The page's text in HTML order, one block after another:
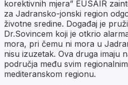
korektivnih mjera” EUSAIR
za Jadransko-jonski region
životne sredine. Događaj je
Dr.Sovincem koji je otkrio
mora, pri čemu ni mora u
nisu izuzetak. Ova druga imaju
područja među svim
mediteranskom regionu.